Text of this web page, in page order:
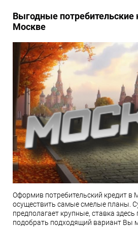
Выгодные потребительские
Москве
Оформив потребительский кредит в
осуществить самые смелые планы.
предполагает крупные, ставка
подобрать подходящий вариант Вы